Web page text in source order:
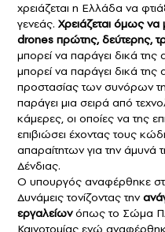
χρειάζεται η Ελλάδα να
γενεάς. Χρειάζεται όμως να
drones πρώτης, δεύτερης,
μπορεί να παράγει δικά της
μπορεί να παράγει δικά της
προστασίας των συνόρων
παράγει μια σειρά από
κάμερες, οι οποίες να της
επιβιώσει έχοντας τους
απαραίτητων για την άμυνά
Δένδιας.
Ο υπουργός αναφέρθηκε
Δυνάμεις τονίζοντας την
εργαλείωνόπως το Σώμα